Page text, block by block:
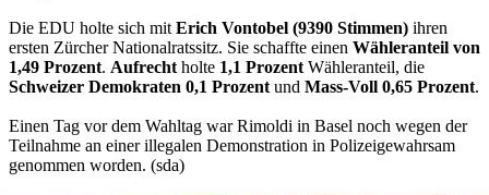
Die EDU holte sich mitErich Vontobel (9390 Stimmen) ihren
ersten Zürcher Nationalratssitz. Sie schaffte einen Wähleranteil von
1,49 Prozent. Aufrechtholte 1,1 ProzentWähleranteil, die
Schweizer Demokraten 0,1 Prozentund Mass-Voll 0,65 Prozent.
Einen Tag vor dem Wahltag war Rimoldi in Basel noch wegen der
Teilnahme an einer illegalen Demonstration in Polizeigewahrsam
genommen worden. (sda)